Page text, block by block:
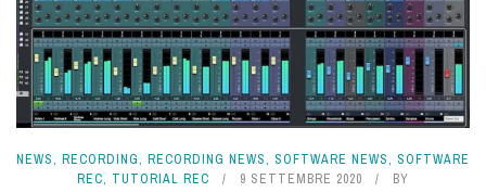
NEWS, RECORDING, RECORDING NEWS, SOFTWARE NEWS, SOFTWARE
REC, TUTORIAL REC 9 SETTEMBRE 2020 BY